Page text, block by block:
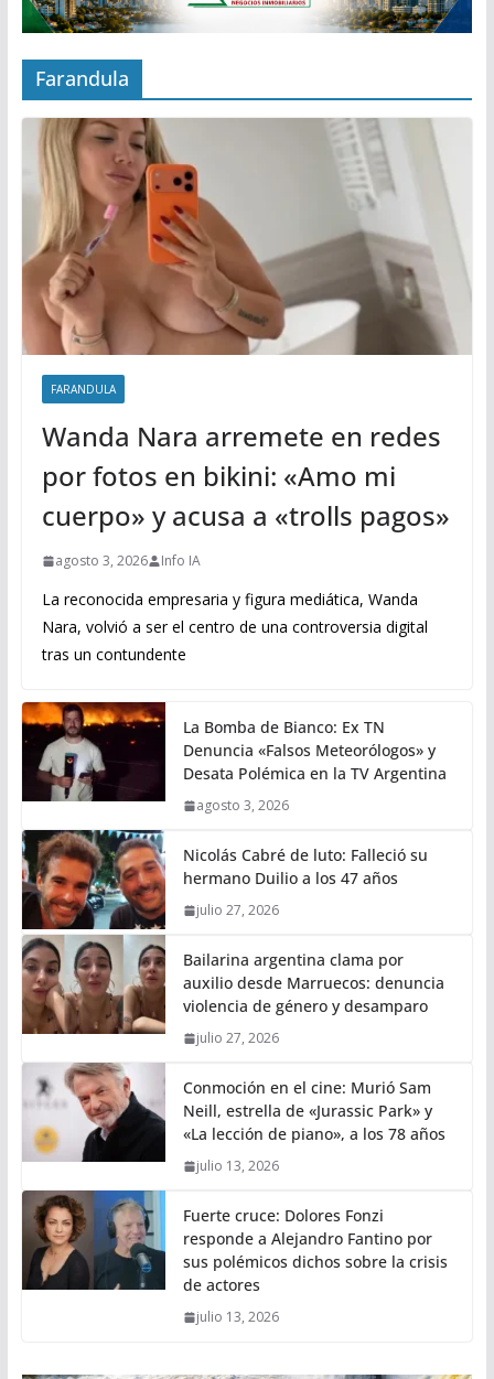
Farandula
FARANDULA
Wanda Nara arremete en redes
por fotos en bikini: «Amo mi
cuerpo» y acusa a «trolls pagos»
agosto 3, 2026 Info IA
La reconocida empresaria y figura mediática, Wanda
Nara, volvió a ser el centro de una controversia digital
tras un contundente
La Bomba de Bianco: Ex TN
Denuncia «Falsos Meteorólogos» y
Desata Polémica en la TV Argentina
agosto 3, 2026
Nicolás Cabré de luto: Falleció su
hermano Duilio a los 47 años
julio 27, 2026
Bailarina argentina clama por
auxilio desde Marruecos: denuncia
violencia de género y desamparo
julio 27, 2026
Conmoción en el cine: Murió Sam
Neill, estrella de «Jurassic Park» y
«La lección de piano», a los 78 años
julio 13, 2026
Fuerte cruce: Dolores Fonzi
responde a Alejandro Fantino por
sus polémicos dichos sobre la crisis
de actores
julio 13, 2026